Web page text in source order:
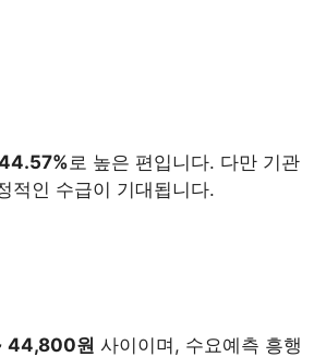
로 높은 편입니다. 다만 기관
적인 수급이 기대됩니다.
44,800원 사이이며, 수요예측 흥행